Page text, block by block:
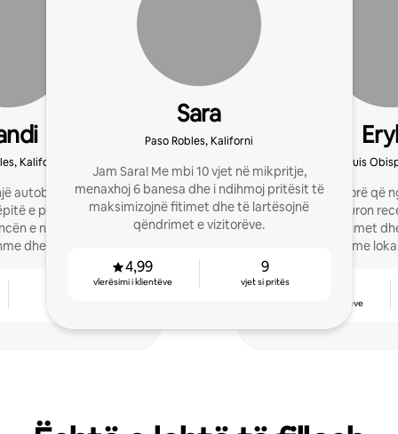
Kaliforni
autobus pastrimi. 20
e pushimit me qira
e ndërmjetësit tim.
dhe autobus për
Sara
Paso Robles, Kaliforni
Jam Sara! Me mbi 10 vjet në mikpritje,
menaxhoj 6 banesa dhe i ndihmoj pritësit të
maksimizojnë fitimet dhe të lartësojnë
qëndrimet e vizitorëve.
4,99
vlerësimi i klientëve
9
vjet si pritës
San Luis
Duke pritur vizitorë që
për Airbnb siguron
maksimizon fitimet
pakrahasueshme
vlerësimi i klientëve